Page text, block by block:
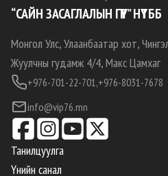
“САЙН ЗАСАГЛАЛЫН ГҮҮР” НҮТББ
Монгол Улс, Улаанбаатар хот,
Жуулчны гудамж 4/4, Макс Цамхаг
+976-701-22-701,+976-8031-7678
info@vip76.mn
Танилцуулга
Үнийн санал